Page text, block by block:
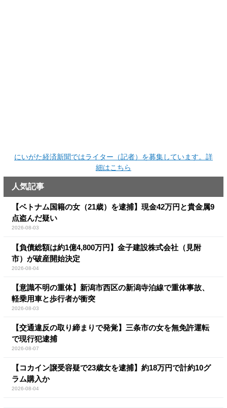
にいがた経済新聞ではライター（記者）を募集しています。詳
細はこちら
人気記事
【ベトナム国籍の女（21歳）を逮捕】現金42万円と貴金属9
点盗んだ疑い
2026-08-03
【負債総額は約1億4,800万円】金子建設株式会社（見附
市）が破産開始決定
2026-08-04
【意識不明の重体】新潟市西区の新潟寺泊線で重体事故、
軽乗用車と歩行者が衝突
2026-08-03
【交通違反の取り締まりで発覚】三条市の女を無免許運転
で現行犯逮捕
2026-08-07
【コカイン譲受容疑で23歳女を逮捕】約18万円で計約10グ
ラム購入か
2026-08-04